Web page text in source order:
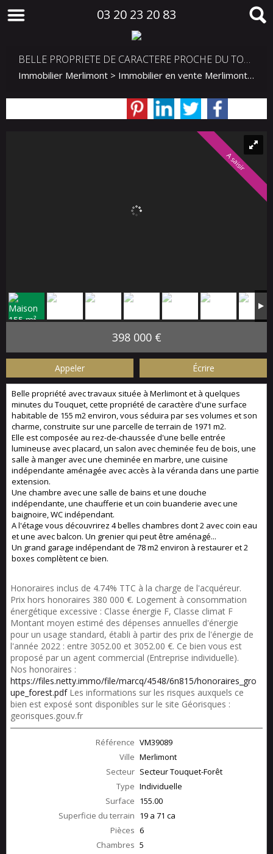
03 20 23 20 83
BELLE PROPRIETE DE CARACTERE PROCHE DU TOUQUET
Immobilier Merlimont > Immobilier en vente Merlimont >
A saisir
398 000 €
Appeler Écrire
Belle propriété avec travaux située à Merlimont et à quelques
minutes du Touquet, cette propriété de caractère d'une surface
habitable de 155 m2 environ, vous séduira par ses volumes et son
charme, construite sur une parcelle de terrain de 1971 m2.
Elle est composée au rez-de-chaussée d'une belle entrée
lumineuse avec placard, un salon avec cheminée feu de bois, une
salle à manger avec une cheminée en marbre, une cuisine
indépendante aménagée avec accès à la véranda dans une partie
extension.
Une chambre avec une salle de bains et une douche
indépendante, une chaufferie et un coin buanderie avec une
baignoire, WC indépendant.
A l'étage vous découvrirez 4 belles chambres dont 2 avec coin eau
et une avec balcon. Un grenier qui peut être aménagé...
Un grand garage indépendant de 78 m2 environ à restaurer et 2
boxes complètent ce bien.
Honoraires inclus de 4.74% TTC à la charge de l'acquéreur.
Prix hors honoraires 380 000 €. Logement à consommation
énergétique excessive : Classe énergie F, Classe climat F
Montant moyen estimé des dépenses annuelles d'énergie
pour un usage standard, établi à partir des prix de l'énergie de
l'année 2022 : entre 3052.00 et 3052.00 €. Ce bien vous est
proposé par un agent commercial (Entreprise individuelle).
Nos honoraires :
https://files.netty.immo/file/marcq/4548/6n815/honoraires_gro
upe_forest.pdfLes informations sur les risques auxquels ce
bien est exposé sont disponibles sur le site Géorisques :
georisques.gouv.fr
Référence VM39089
Ville Merlimont
Secteur Secteur Touquet-Forêt
Type Individuelle
Surface 155.00
Superficie du terrain 19 a 71 ca
Pièces 6
Chambres 5